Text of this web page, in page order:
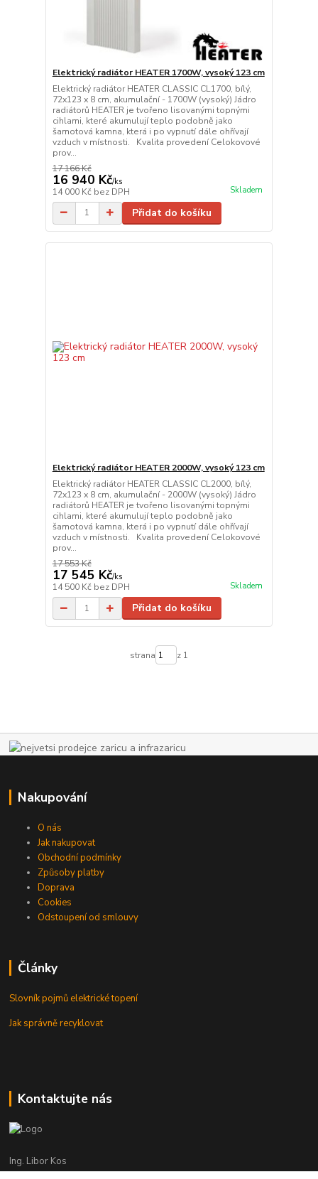
Elektrický radiátor HEATER 1700W, vysoký 123 cm
Elektrický radiátor HEATER CLASSIC CL1700, bílý,
72x123 x 8 cm, akumulační - 1700W (vysoký) Jádro
radiátorů HEATER je tvořeno lisovanými topnými
cihlami, které akumulují teplo podobně jako
šamotová kamna, která i po vypnutí dále ohřívají
vzduch v místnosti. Kvalita provedení Celokovové
prov...
17 166 Kč
16 940 Kč/ks
14 000 Kč bez DPH Skladem
Přidat do košíku
Elektrický radiátor HEATER 2000W, vysoký 123 cm
Elektrický radiátor HEATER CLASSIC CL2000, bílý,
72x123 x 8 cm, akumulační - 2000W (vysoký) Jádro
radiátorů HEATER je tvořeno lisovanými topnými
cihlami, které akumulují teplo podobně jako
šamotová kamna, která i po vypnutí dále ohřívají
vzduch v místnosti. Kvalita provedení Celokovové
prov...
17 553 Kč
17 545 Kč/ks
14 500 Kč bez DPH Skladem
Přidat do košíku
strana z 1
Nakupování
O nás
Jak nakupovat
Obchodní podmínky
Způsoby platby
Doprava
Cookies
Odstoupení od smlouvy
Články
Slovník pojmů elektrické topení
Jak správně recyklovat
Kontaktujte nás
Ing. Libor Kos